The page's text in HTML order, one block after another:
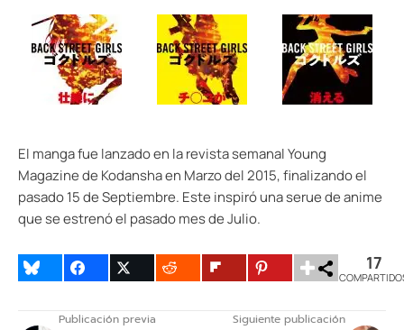
El manga fue lanzado en la revista semanal Young
Magazine de Kodansha en Marzo del 2015, finalizando el
pasado 15 de Septiembre. Este inspiró una serue de anime
que se estrenó el pasado mes de Julio.
17
Publicación previa Siguiente publicación